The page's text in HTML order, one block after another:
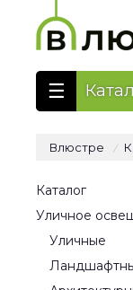
Влюстре /
Каталог
Уличное
Уличные